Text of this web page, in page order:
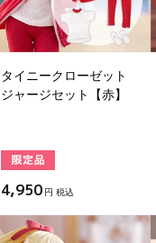
タイニークローゼット
ジャージセット【赤】
4,950 円 税込